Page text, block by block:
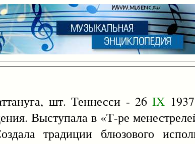
шт. Теннесси - 26IX
Выступала в «Т-ре
традиции блюзового